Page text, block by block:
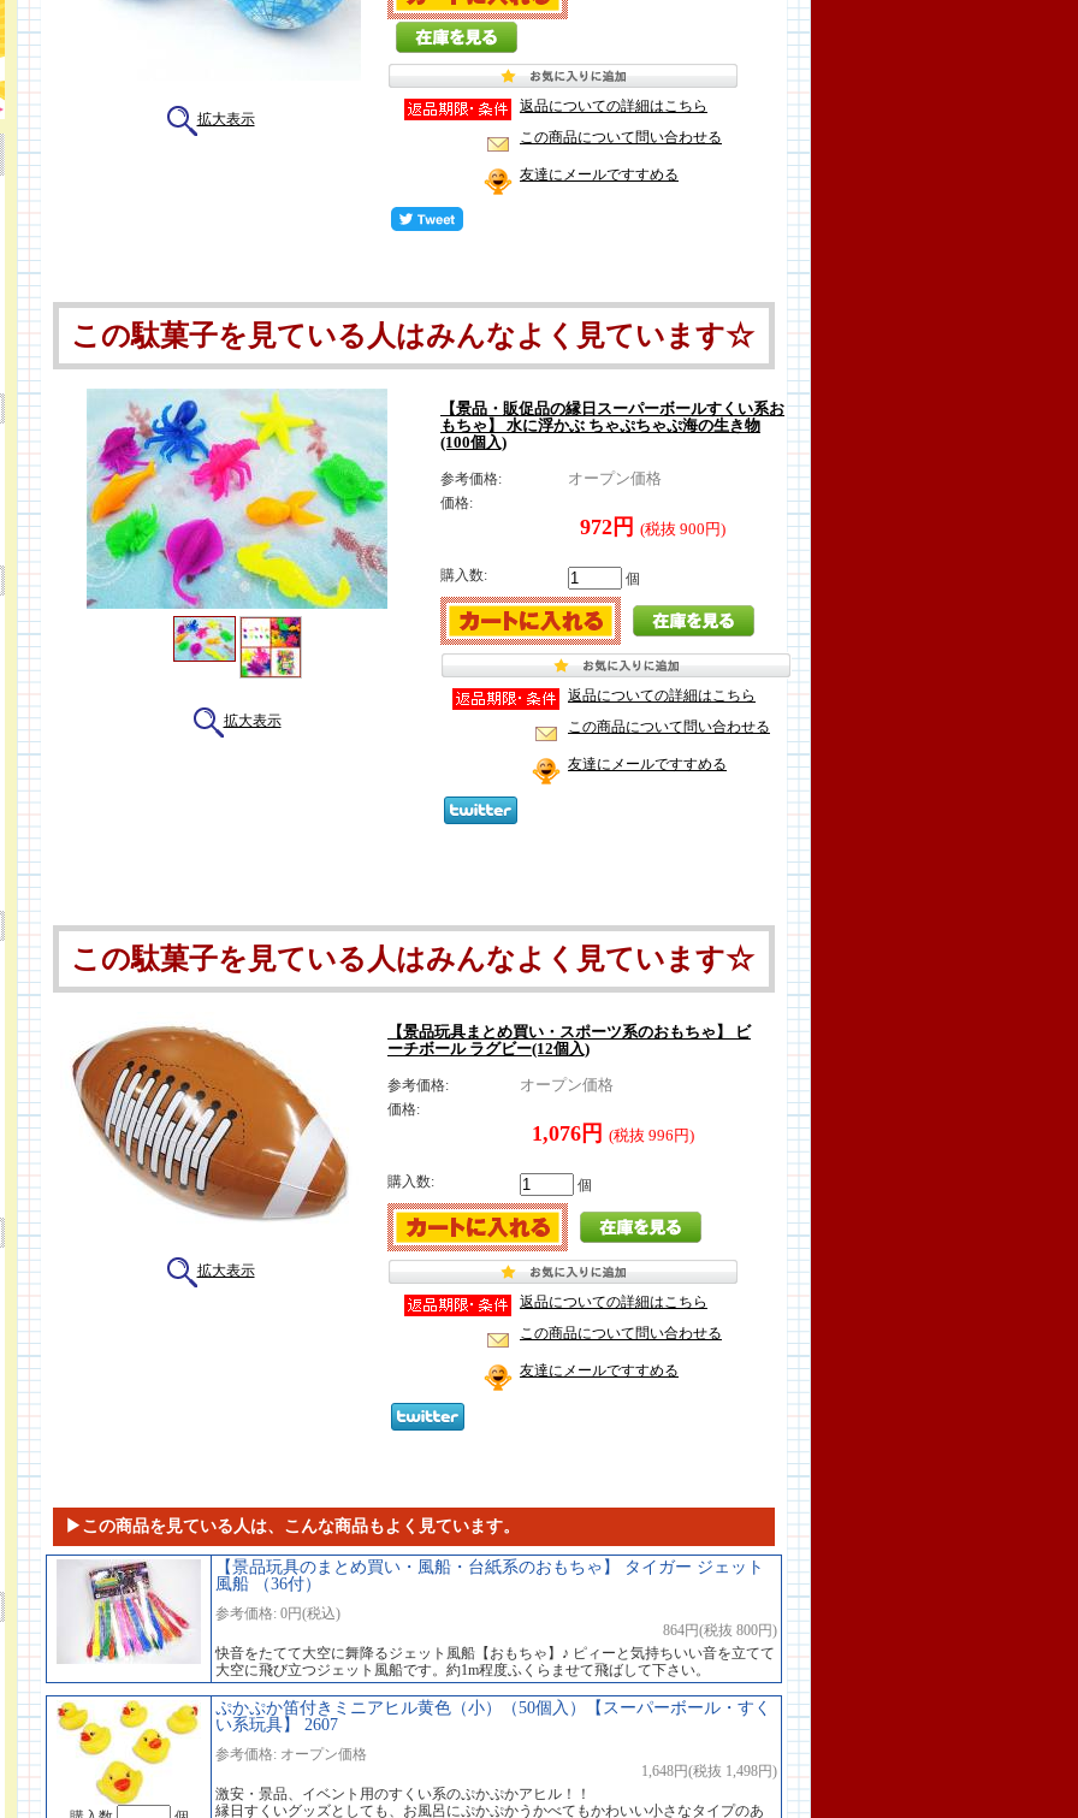
拡大表示
返品についての詳細はこちら
この商品について問い合わせる
友達にメールですすめる
この駄菓子を見ている人はみんなよく見ています☆
拡大表示
【景品・販促品の縁日スーパーボールすくい系お
もちゃ】 水に浮かぶ ちゃぷちゃぷ海の生き物
(100個入)
参考価格: オープン価格
価格:
972円 (税抜 900円)
購入数: 個
返品についての詳細はこちら
この商品について問い合わせる
友達にメールですすめる
この駄菓子を見ている人はみんなよく見ています☆
拡大表示
【景品玩具まとめ買い・スポーツ系のおもちゃ】 ビ
ーチボール ラグビー(12個入)
参考価格: オープン価格
価格:
1,076円 (税抜 996円)
購入数: 個
返品についての詳細はこちら
この商品について問い合わせる
友達にメールですすめる
▶この商品を見ている人は、こんな商品もよく見ています。
【景品玩具のまとめ買い・風船・台紙系のおもちゃ】 タイガー ジェット
風船 （36付）
参考価格: 0円(税込)
864円(税抜 800円)
快音をたてて大空に舞降るジェット風船【おもちゃ】♪ ピィーと気持ちいい音を立てて
大空に飛び立つジェット風船です。約1m程度ふくらませて飛ばして下さい。
ぷかぷか笛付きミニアヒル黄色（小）（50個入）【スーパーボール・すく
い系玩具】 2607
参考価格: オープン価格
1,648円(税抜 1,498円)
激安・景品、イベント用のすくい系のぷかぷかアヒル！！
縁日すくいグッズとしても、お風呂にぷかぷかうかべてもかわいい小さなタイプのあ